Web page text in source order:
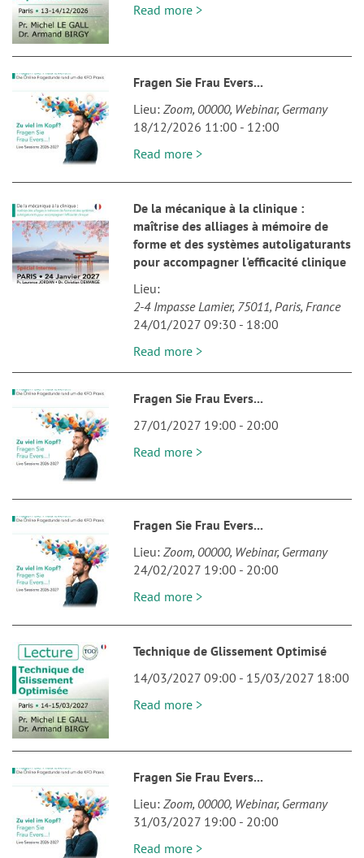
Read more >
Fragen Sie Frau Evers...
Lieu Zoom 00000 Webinar Germany
18/12/2026 11:00 - 12:00
Read more >
De la mécanique à la clinique :
maîtrise des alliages à mémoire de
forme et des systèmes autoligaturants
pour accompagner l'efficacité clinique
Lieu
2-4 Impasse Lamier 75011 Paris France
24/01/2027 09:30 - 18:00
Read more >
Fragen Sie Frau Evers...
27/01/2027 19:00 - 20:00
Read more >
Fragen Sie Frau Evers...
Lieu Zoom 00000 Webinar Germany
24/02/2027 19:00 - 20:00
Read more >
Technique de Glissement Optimisé
14/03/2027 09:00 - 15/03/2027 18:00
Read more >
Fragen Sie Frau Evers...
Lieu Zoom 00000 Webinar Germany
31/03/2027 19:00 - 20:00
Read more >